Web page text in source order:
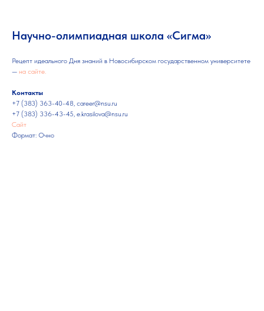
Научно-олимпиадная школа «Сигма»
Рецепт идеального Дня знаний в Новосибирском государственном университете
— на сайте.
Контакты
+7 (383) 363-40-48, career@nsu.ru
+7 (383) 336-43-45, e.krasilova@nsu.ru
Сайт
Формат: Очно